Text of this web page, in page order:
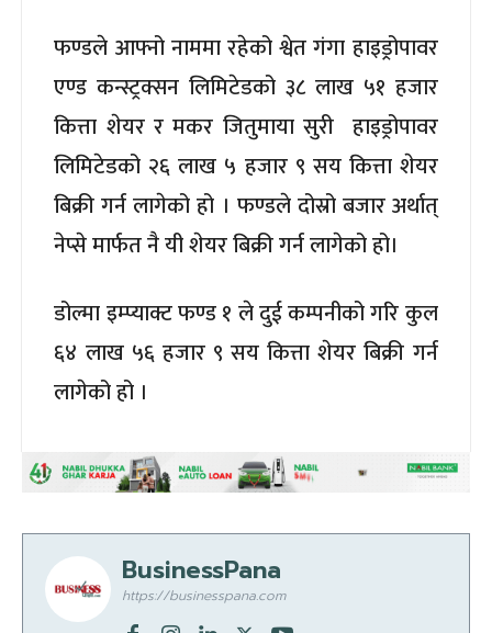
फण्डले आफ्नो नाममा रहेको श्वेत गंगा हाइड्रोपावर
एण्ड कन्स्ट्रक्सन लिमिटेडको ३८ लाख ५१ हजार
कित्ता शेयर र मकर जितुमाया सुरी हाइड्रोपावर
लिमिटेडको २६ लाख ५ हजार ९ सय कित्ता शेयर
बिक्री गर्न लागेको हो । फण्डले दोस्रो बजार अर्थात्
नेप्से मार्फत नै यी शेयर बिक्री गर्न लागेको हो।
डोल्मा इम्प्याक्ट फण्ड १ ले दुई कम्पनीको गरि कुल
६४ लाख ५६ हजार ९ सय कित्ता शेयर बिक्री गर्न
लागेको हो ।
BusinessPana
https://businesspana.com